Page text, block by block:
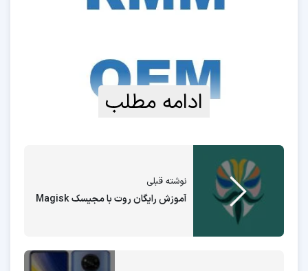
ادامه مطلب
نوشته قبلی
آموزش رایگان روت با مجیسک Magisk